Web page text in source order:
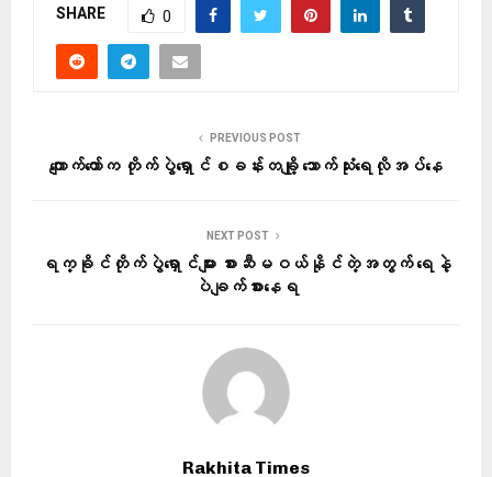
SHARE 0
PREVIOUS POST
ကျောက်တော်က တိုက်ပွဲရှောင်စခန်းတချို့ သောက်သုံးရေလိုအပ်နေ
NEXT POST
ရက္ခိုင်တိုက်ပွဲရှောင်များ စားဆီမဝယ်နိုင်တဲ့အတွက် ရေနဲ့
ပဲချက်စားနေရ
Rakhita Times